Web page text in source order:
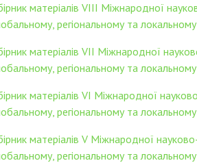
матеріалів VІІІ Міжнародної
регіональному та
матеріалів VІІ Міжнародної
регіональному та
матеріалів VІ Міжнародної
регіональному та
матеріалів V Міжнародної
регіональному та